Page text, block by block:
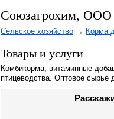
Союзагрохим, ООО
Сельское хозяйство → Корма
Товары и услуги
Комбикорма, витаминные
птицеводства. Оптовое сырье